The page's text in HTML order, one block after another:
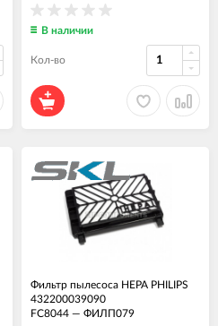
В наличии
Кол-во
Фильтр пылесоса HEPA PHILIPS
432200039090
FC8044 — ФИЛП079